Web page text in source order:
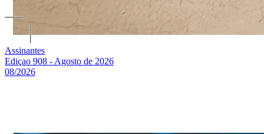
Assinantes
Ediçao 908 - Agosto de 2026
08/2026